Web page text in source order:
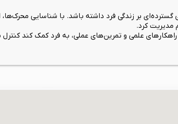
بر زندگی فرد داشته باشد. با شناسایی محرک‌ها،
مدیریت کرد.
راهکارهای علمی و تمرین‌های عملی، به فرد کمک کند